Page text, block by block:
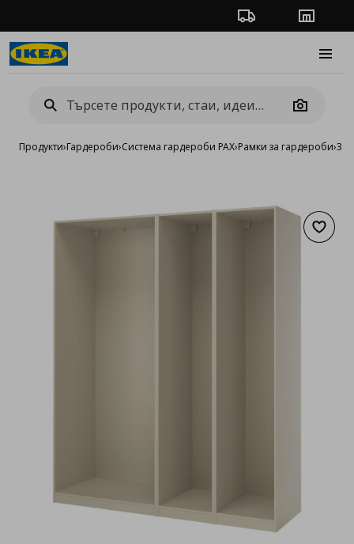
Проследяване на
Camera
Продукти›Гардероби›Система гардероби PAX›Рамки за гардероби›3